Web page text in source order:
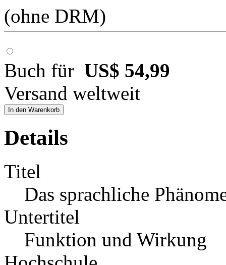
(ohne DRM)
Buch für US$ 54,99
Versand weltweit
In den Warenkorb
Details
Titel
Das sprachliche
Untertitel
Funktion und Wirkung